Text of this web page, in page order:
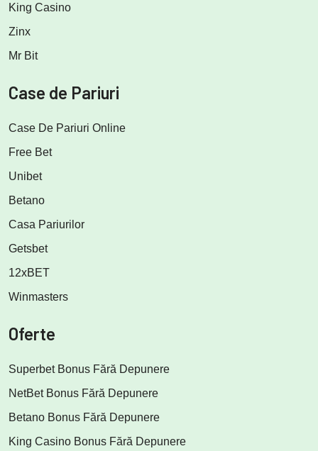
King Casino
Zinx
Mr Bit
Case de Pariuri
Case De Pariuri Online
Free Bet
Unibet
Betano
Casa Pariurilor
Getsbet
12xBET
Winmasters
Oferte
Superbet Bonus Fără Depunere
NetBet Bonus Fără Depunere
Betano Bonus Fără Depunere
King Casino Bonus Fără Depunere